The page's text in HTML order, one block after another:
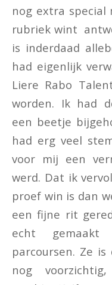
nog extra
rubriek wint
is inderdaad
had eigenlijk
Liere Rabo
worden. Ik had
een beetje
had erg veel
voor mij een
werd. Dat ik
proef win is dan
een fijne rit
echt
parcoursen. Ze
nog